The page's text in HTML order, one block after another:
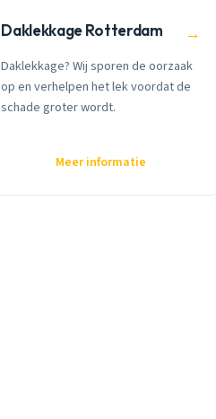
Daklekkage Rotterdam →
Daklekkage? Wij sporen de oorzaak
op en verhelpen het lek voordat de
schade groter wordt.
Meer informatie